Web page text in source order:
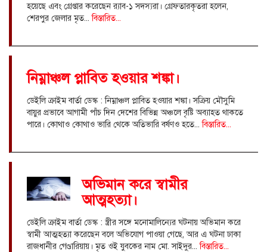
হয়েছে এবং গ্রেপ্তার করেছেন র‌্যাব-১ সদস্যরা। গ্রেফতারকৃতরা হলেন,
শেরপুর জেলার মৃত...বিস্তারিত...
নিম্নাঞ্চল প্লাবিত হওয়ার শঙ্কা।
ডেইলি ক্রাইম বার্তা ডেস্ক : নিম্নাঞ্চল প্লাবিত হওয়ার শঙ্কা। সক্রিয় মৌসুমি
বায়ুর প্রভাবে আগামী পাঁচ দিন দেশের বিভিন্ন অঞ্চলে বৃষ্টি অব্যাহত থাকতে
পারে। কোথাও কোথাও ভারি থেকে অতিভারি বর্ষণও হতে...বিস্তারিত...
অভিমান করে স্বামীর
আত্মহত্যা।
ডেইলি ক্রাইম বার্তা ডেস্ক : স্ত্রীর সঙ্গে মনোমালিন্যের ঘটনায় অভিমান করে
স্বামী আত্মহত্যা করেছেন বলে অভিযোগ পাওয়া গেছে, আর এ ঘটনা ঢাকা
রাজধানীর গেণ্ডারিয়ায়। মৃত ওই যুবকের নাম মো. সাইদুর...বিস্তারিত...